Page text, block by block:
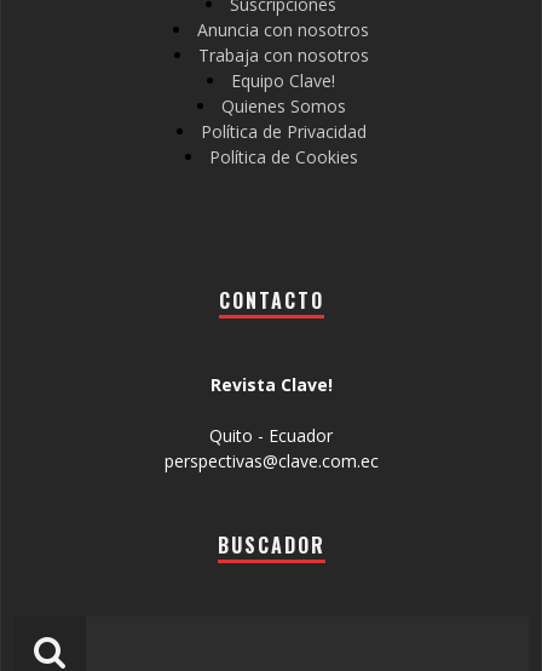
Anuncia con nosotros
Trabaja con nosotros
Equipo Clave!
Quienes Somos
Política de Privacidad
Política de Cookies
CONTACTO
Revista Clave!
Quito - Ecuador
perspectivas@clave.com.ec
BUSCADOR